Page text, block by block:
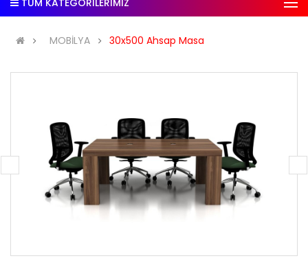
TÜM KATEGORİLERİMİZ
MOBİLYA 30x500 Ahsap Masa